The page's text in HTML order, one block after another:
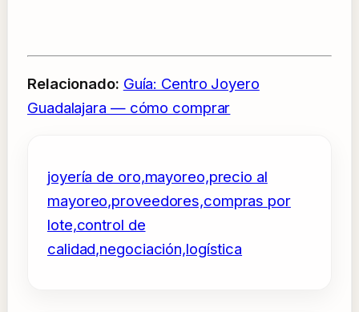
Relacionado: Guía: Centro Joyero
Guadalajara — cómo comprar
joyería de oro,mayoreo,precio al
mayoreo,proveedores,compras por
lote,control de
calidad,negociación,logística